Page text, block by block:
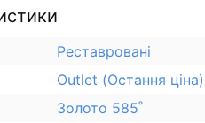
Реставровані
Outlet (Остання ціна)
Золото 585˚